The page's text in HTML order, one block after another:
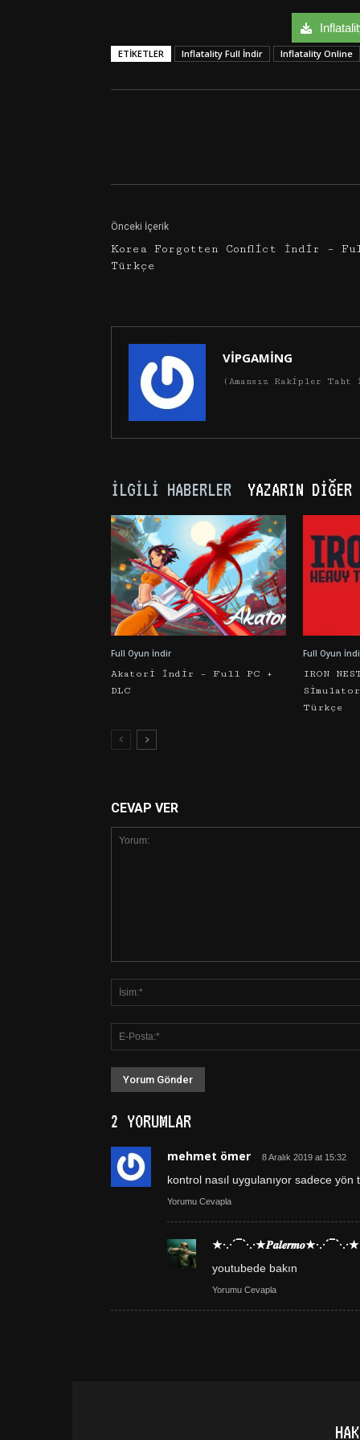
ETIKETLER Inflatality Full İndir Inflatality Online
Önceki İçerik
Korea Forgotten Conflict İndir –
Türkçe
VİPGAMİNG
(Amansız Rakipler Taht
İLGILI HABERLER YAZARIN
Full Oyun İndir
Akatori İndir – Full PC +
DLC
Full Oyun
IRON
Türkçe
CEVAP VER
2 YORUMLAR
mehmet ömer 8 Aralık 2019 at 15:32
kontrol nasıl uygulanıyor sadece yön
Yorumu Cevapla
★·.·´¯`·.·★𝑷𝒂𝒍𝒆𝒓𝒎𝒐★·.·´¯`·.·★
youtubede bakın
Yorumu Cevapla